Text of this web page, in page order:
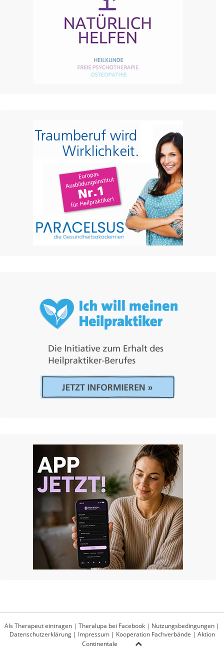
Als Therapeut eintragen | Theralupa bei Facebook | Nutzungsbedingungen |
Datenschutzerklärung| Impressum| Kooperation Fachverbände | Aktion
Continentale